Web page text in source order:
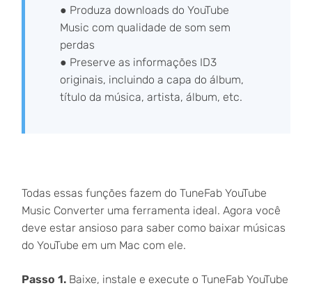
● Produza downloads do YouTube
Music com qualidade de som sem
perdas
● Preserve as informações ID3
originais, incluindo a capa do álbum,
título da música, artista, álbum, etc.
Todas essas funções fazem do TuneFab YouTube
Music Converter uma ferramenta ideal. Agora você
deve estar ansioso para saber como baixar músicas
do YouTube em um Mac com ele.
Passo 1.Baixe, instale e execute o TuneFab YouTube